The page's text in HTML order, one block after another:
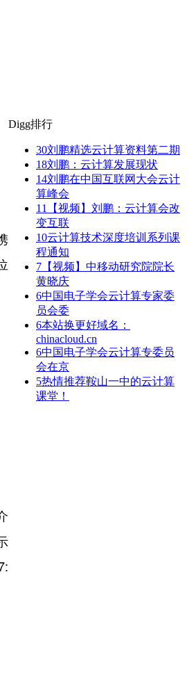
Digg排行
30刘鹏精选云计算资料第二期
18刘鹏：云计算发展现状
14刘鹏在中国互联网大会云计
算峰会
11
【视频】刘鹏：云计算会改
变互联
10云计算技术深度培训系列课
程通知
7 【视频】中移动研究院院长
黄晓庆
6中国电子学会云计算专家委
员会委
6本站换更好域名：
chinacloud.cn
6中国电子学会云计算专委员
会在京
5热情推荐鞍山一中的云计算
课堂！